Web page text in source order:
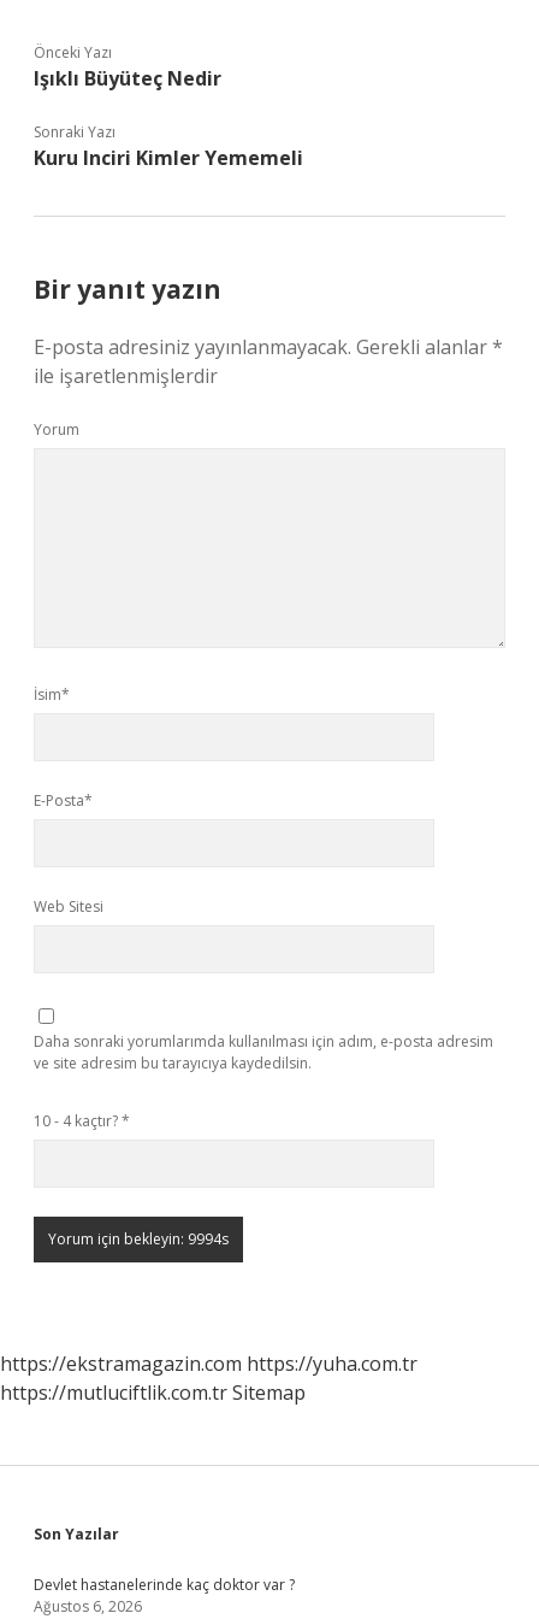
Önceki Yazı
Işıklı Büyüteç Nedir
Sonraki Yazı
Kuru Inciri Kimler Yememeli
Bir yanıt yazın
E-posta adresiniz yayınlanmayacak. Gerekli alanlar*
ile işaretlenmişlerdir
Yorum
İsim*
E-Posta*
Web Sitesi
Daha sonraki yorumlarımda kullanılması için adım, e-posta adresim
ve site adresim bu tarayıcıya kaydedilsin.
10 - 4 kaçtır?*
https://ekstramagazin.com https://yuha.com.tr
https://mutluciftlik.com.trSitemap
Sidebar
Son Yazılar
Devlet hastanelerinde kaç doktor var ?
Ağustos 6, 2026